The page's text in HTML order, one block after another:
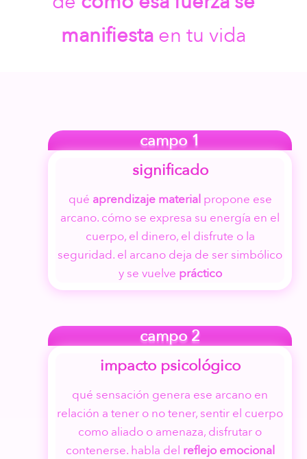
manifiestaen tu vida
campo 1
significado
qué aprendizaje materialpropone ese
arcano. cómo se expresa su energía en el
cuerpo, el dinero, el disfrute o la
seguridad. el arcano deja de ser simbólico
y se vuelve práctico
campo 2
impacto psicológico
qué sensación genera ese arcano en
relación a tener o no tener, sentir el cuerpo
como aliado o amenaza, disfrutar o
contenerse. habla del reflejo emocional